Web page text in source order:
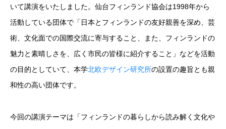
いて講演をいたしました。仙台フィンランド協会は1998年から
活動している団体で「日本とフィンランドの友好親善を深め、芸
術、文化面での国際交流に寄与すること、また、フィンランドの
魅力と素晴しさを、広く市民の皆様に紹介すること」などを活動
の目的としていて、本学北欧デザイン研究所の設置の趣旨とも親
和性の高い団体です。
今回の講演テーマは「フィンランドの暮らしから読み解く文化や